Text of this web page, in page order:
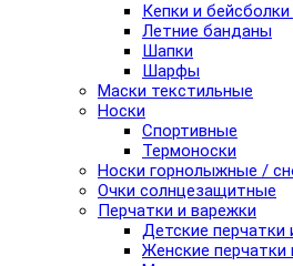
Кепки и
Летние банданы
Шапки
Шарфы
Маски текстильные
Носки
Спортивные
Термоноски
Носки горнолыжные /
Очки солнцезащитные
Перчатки и варежки
Детские перчатки
Женские перчатки